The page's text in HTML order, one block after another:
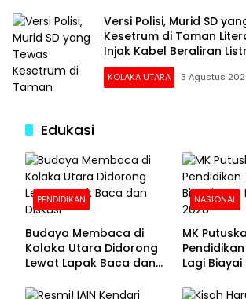
Versi Polisi, Murid SD
Kesetrum di Taman
Injak Kabel Beraliran
KOLAKA UTARA 3 Agustus
Edukasi
PENDIDIKAN
Budaya Membaca di
Kolaka Utara Didorong
Lewat Lapak Baca dan
NASIONAL
MK
Lagi Biayai